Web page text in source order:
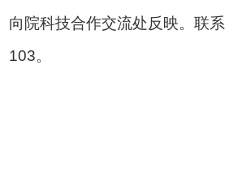
向院科技合作交流处反映。联
103。